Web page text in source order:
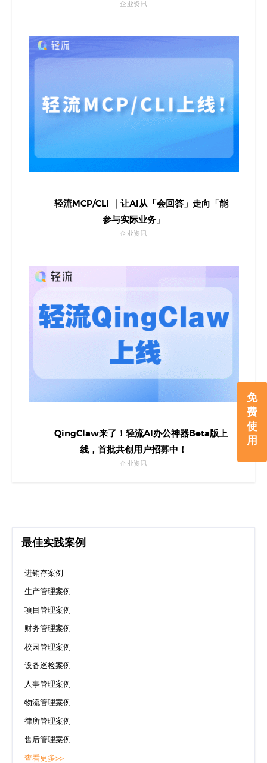
免
费
使
用
企业资讯
轻流MCP/CLI ｜让AI从「会回答」走向「能
参与实际业务」
企业资讯
QingClaw来了！轻流AI办公神器Beta版上
线，首批共创用户招募中！
企业资讯
最佳实践案例
进销存案例
生产管理案例
项目管理案例
财务管理案例
校园管理案例
设备巡检案例
人事管理案例
物流管理案例
律所管理案例
售后管理案例
查看更多>>